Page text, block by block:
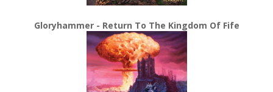
Gloryhammer - Return To The Kingdom Of Fife